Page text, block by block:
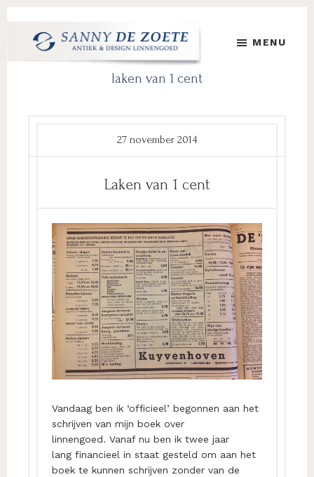
hoofd
eerste
voettekst
MENU
laken van 1 cent
Laken van 1 cent
27 november 2014
Vandaag ben ik ‘officieel’ begonnen aan het
schrijven van mijn boek over
linnengoed. Vanaf nu ben ik twee jaar
lang financieel in staat gesteld om aan het
boek te kunnen schrijven zonder van de